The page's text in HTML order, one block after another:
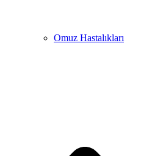
Omuz Hastalıkları